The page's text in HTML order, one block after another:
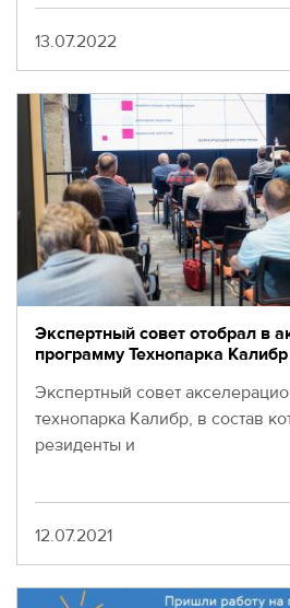
Дата
13.07.2022
Экспертный совет отобрал в
программу Технопарка
Экспертный совет
технопарка Калибр, в состав
резиденты и
Дата
12.07.2021